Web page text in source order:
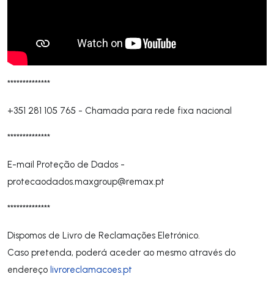
**************
+351 281 105 765 - Chamada para rede fixa nacional
**************
E-mail Proteção de Dados -
protecaodados.maxgroup@remax.pt
**************
Dispomos de Livro de Reclamações Eletrónico.
Caso pretenda, poderá aceder ao mesmo através do
endereço livroreclamacoes.pt